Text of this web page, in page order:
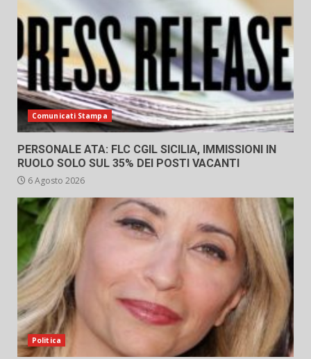
Comunicati Stampa
PERSONALE ATA: FLC CGIL SICILIA, IMMISSIONI IN
RUOLO SOLO SUL 35% DEI POSTI VACANTI
6 Agosto 2026
Politica